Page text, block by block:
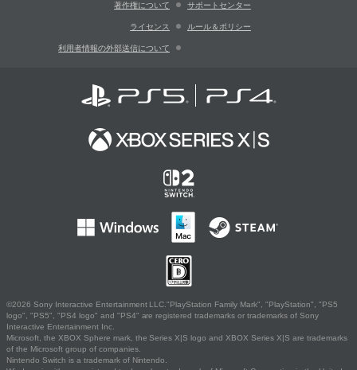
著作権について サポートセンター
ライセンス ルール＆ポリシー
利用者情報の外部送信について
©2026 Sony Interactive Entertainment LLC."PlayStation Family Mark", "PlayStation", "PS5
logo", "PS5", "PS4 logo" and "PS4" are registered trademarks or trademarks of Sony
Interactive Entertainment Inc.
Microsoft, the XBOX Sphere mark, the Series X|S logo and XBOX Series X|S are trademarks
of the Microsoft group of companies.
Nintendo Switch is a trademark of Nintendo.